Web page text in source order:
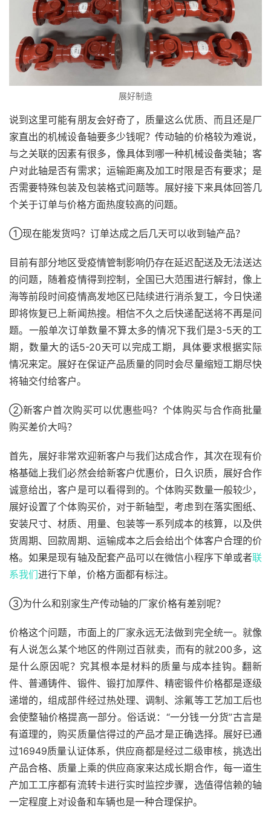
展好制造
说到这里可能有朋友会好奇了，质量这么优质、而且还是厂
家直出的机械设备轴要多少钱呢？传动轴的价格较为难说，
与之关联的因素有很多，像具体到哪一种机械设备类轴；客
户对此轴是否有需求；运输距离及加工时限是否有要求；是
否需要特殊包装及包装格式问题等。展好接下来具体回答几
个关于订单与价格方面热度较高的问题。
①现在能发货吗？订单达成之后几天可以收到轴产品？
目前有部分地区受疫情管制影响仍存在延迟配送及无法送达
的问题，随着疫情得到控制，全国已大范围进行解封，像上
海等前段时间疫情高发地区已陆续进行消杀复工，今日快递
即将恢复已上新闻热搜。相信不久之后快递配送将不再是问
题。一般单次订单数量不算太多的情况下我们是3-5天的工
期，数量大的话5-20天可以完成工期，具体要求根据实际
情况来定。展好在保证产品质量的同时会尽量缩短工期尽快
将轴交付给客户。
②新客户首次购买可以优惠些吗？个体购买与合作商批量
购买差价大吗？
首先，展好非常欢迎新客户与我们达成合作，其次在现有价
格基础上我们必然会给新客户优惠价，日久识质，展好合作
诚意给出，客户是可以看得到的。个体购买数量一般较少，
展好设置了个体购买价，对于新轴型，考虑到在落实图纸、
安装尺寸、材质、用量、包装等一系列成本的核算，以及供
货周期、回款周期、运输成本之后会给出个体客户合理的价
格。如果是现有轴及配套产品可以在微信小程序下单或者联
系我们进行下单，价格方面都有标注。
③为什么和别家生产传动轴的厂家价格有差别呢？
价格这个问题，市面上的厂家永远无法做到完全统一。就像
有人说怎么某个地区的件刚过百就卖，而有的就200多，这
是什么原因呢？究其根本是材料的质量与成本挂钩。翻新
件、普通铸件、锻件、锻打加厚件、精密锻件价格都是逐级
递增的，组成部件经过热处理、调制、涂氟等工艺加工后也
会使整轴价格提高一部分。俗话说：“一分钱一分货”古言是
有道理的，购买质量信得过的产品才是正确选择。展好已通
过16949质量认证体系，供应商都是经过二级审核，挑选出
产品合格、质量上乘的供应商家来达成长期合作，每一道生
产加工工序都有流转卡进行实时监控步骤，选值得信赖的轴
一定程度上对设备和车辆也是一种合理保护。